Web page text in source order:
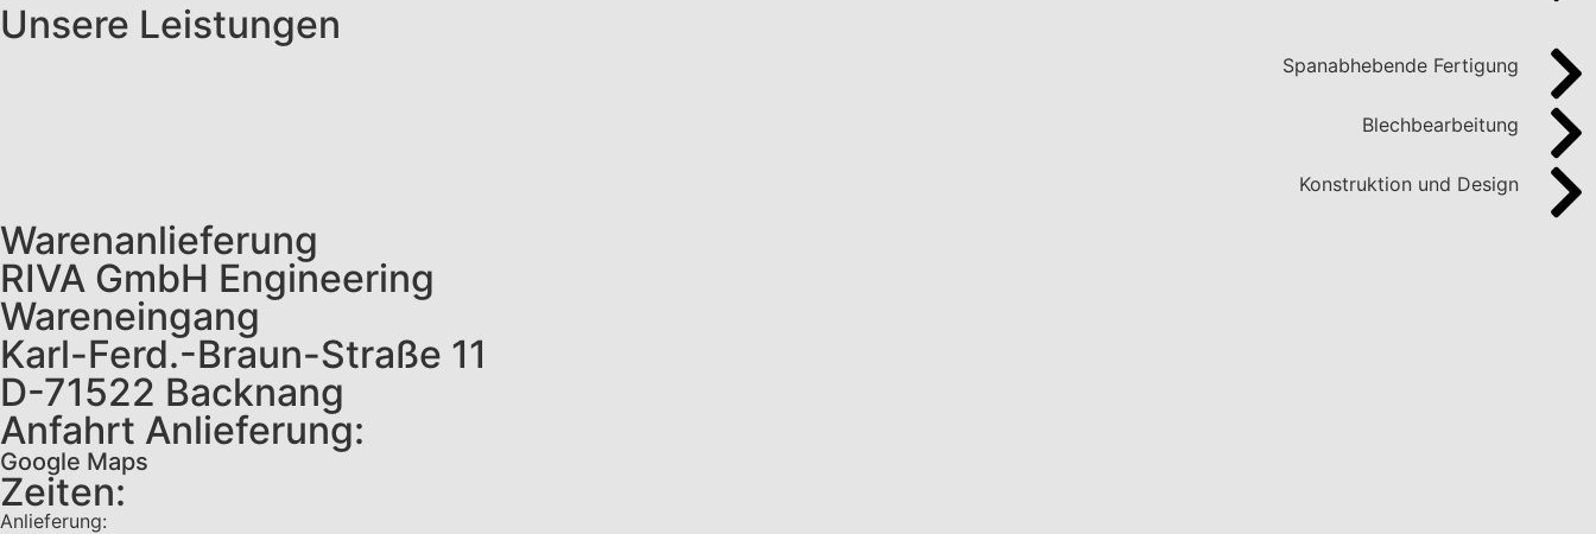
Unsere Leistungen
Spanabhebende Fertigung
Blechbearbeitung
Konstruktion und Design
Warenanlieferung
RIVA GmbH Engineering
Wareneingang
Karl-Ferd.-Braun-Straße 11
D-71522 Backnang
Anfahrt Anlieferung:
Google Maps
Zeiten:
Anlieferung: